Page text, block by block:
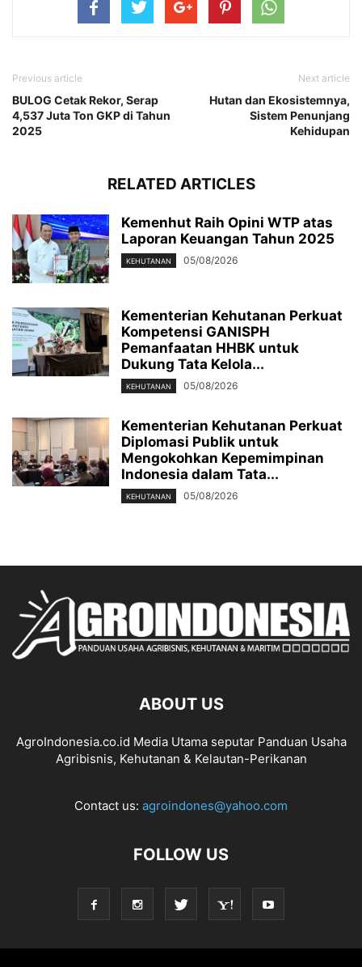
Previous article
BULOG Cetak Rekor, Serap
4,537 Juta Ton GKP di Tahun
2025
Next article
Hutan dan Ekosistemnya,
Sistem Penunjang
Kehidupan
RELATED ARTICLES
Kemenhut Raih Opini WTP atas
Laporan Keuangan Tahun 2025
KEHUTANAN 05/08/2026
Kementerian Kehutanan Perkuat
Kompetensi GANISPH
Pemanfaatan HHBK untuk
Dukung Tata Kelola...
KEHUTANAN 05/08/2026
Kementerian Kehutanan Perkuat
Diplomasi Publik untuk
Mengokohkan Kepemimpinan
Indonesia dalam Tata...
KEHUTANAN 05/08/2026
ABOUT US
AgroIndonesia.co.id Media Utama seputar Panduan Usaha
Agribisnis, Kehutanan & Kelautan-Perikanan
Contact us: agroindones@yahoo.com
FOLLOW US